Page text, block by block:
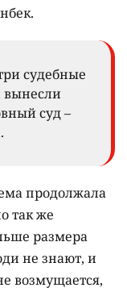
судебные
вынесли
суд –
продолжала
так же
размера
не знают, и
возмущается,